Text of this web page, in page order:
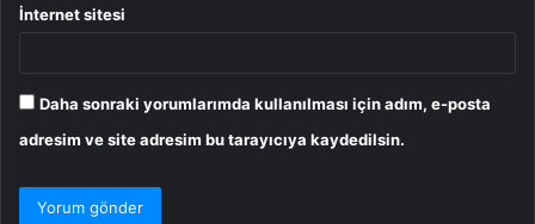
İnternet sitesi
Daha sonraki yorumlarımda kullanılması için adım, e-posta
adresim ve site adresim bu tarayıcıya kaydedilsin.